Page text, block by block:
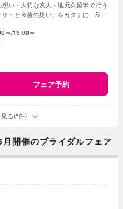
い・大切な友人・地元久留米で行う
ーと今後の想い」をカタチに…SNS
～ 15:00～
フェア予約
る(5件)
開催のブライダルフェア